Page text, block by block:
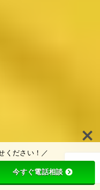
ください！／
今すぐ電話相談